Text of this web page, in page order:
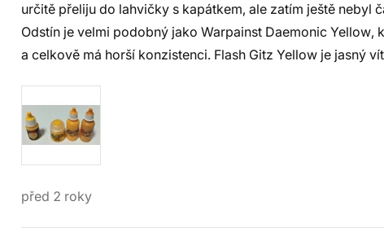
určitě přeliju do lahvičky s kapátkem, ale zatím ještě nebyl
Odstín je velmi podobný jako Warpainst Daemonic
a celkově má horší konzistenci. Flash Gitz Yellow je jasný
před 2 roky